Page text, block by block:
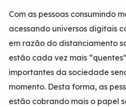
Com as pessoas consumindo
acessando universos digitais
em razão do distanciamento
estão cada vez mais
importantes da sociedade
momento. Desta forma, as
estão cobrando mais o papel